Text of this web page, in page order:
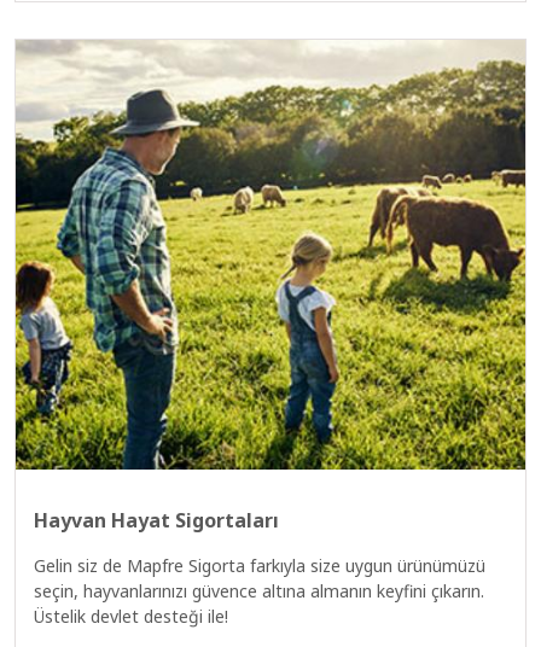
Hayvan Hayat Sigortaları
Gelin siz de Mapfre Sigorta farkıyla size uygun ürünümüzü
seçin, hayvanlarınızı güvence altına almanın keyfini çıkarın.
Üstelik devlet desteği ile!